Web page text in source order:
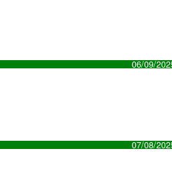
06/09/
07/08/